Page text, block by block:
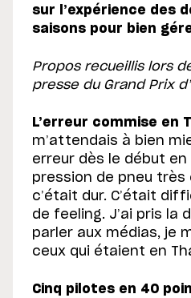
sur l’expérience des
saisons pour bien
Propos recueillis lors
presse du Grand Prix
L’erreur commise en
m’attendais à bien
erreur dès le début
pression de pneu très
c’était dur. C’était
de feeling. J’ai pris la
parler aux médias, je
ceux qui étaient en
Cinq pilotes en 40